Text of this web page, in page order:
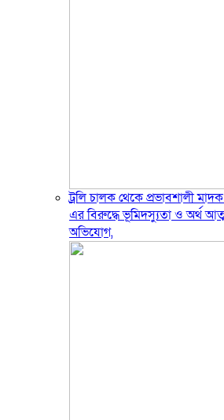
ট্রলি চালক থেকে প্রভাবশালী
এর বিরুদ্ধে ভূমিদস্যুতা ও অর্থ
অভিযোগ,